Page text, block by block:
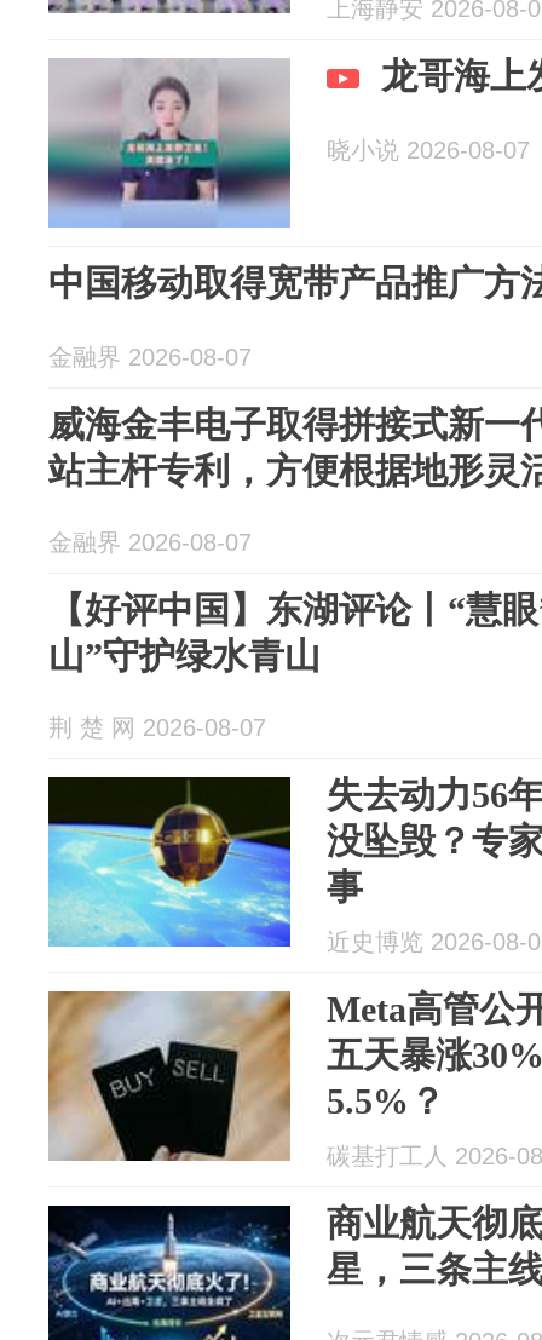
上海静安 2026-08-
龙哥海上
晓小说 2026-08-07
中国移动取得宽带产品推广方
金融界 2026-08-07
威海金丰电子取得拼接式新一
站主杆专利，方便根据地形灵
金融界 2026-08-07
【好评中国】东湖评论丨“慧
山”守护绿水青山
荆 楚 网 2026-08-07
失去动力56
没坠毁？专
事
近史博览 2026-08-
Meta高管公
五天暴涨
5.5%？
碳基打工人 2026-
商业航天彻
星，三条主